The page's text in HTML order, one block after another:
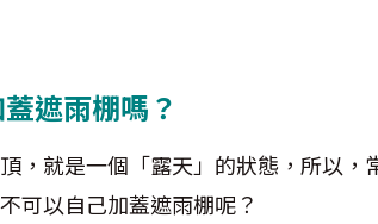
遮雨棚嗎？
，就是一個「露天」的狀態，所以
可以自己加蓋遮雨棚呢？